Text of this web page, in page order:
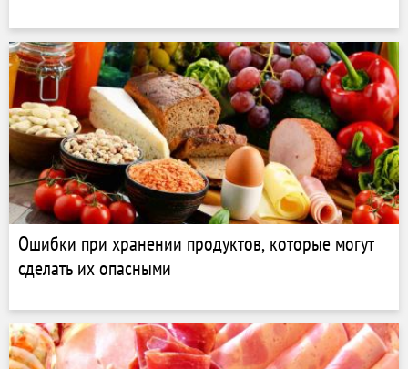
Ошибки при хранении продуктов, которые могут
сделать их опасными